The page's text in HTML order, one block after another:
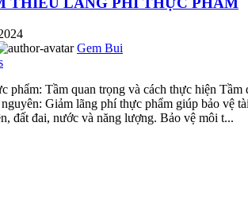
Gem Bui
phẩm: Tầm quan trọng và cách thực hiện Tầm
Giảm lãng phí thực phẩm giúp bảo vệ
đất đai, nước và năng lượng. Bảo vệ môi t...